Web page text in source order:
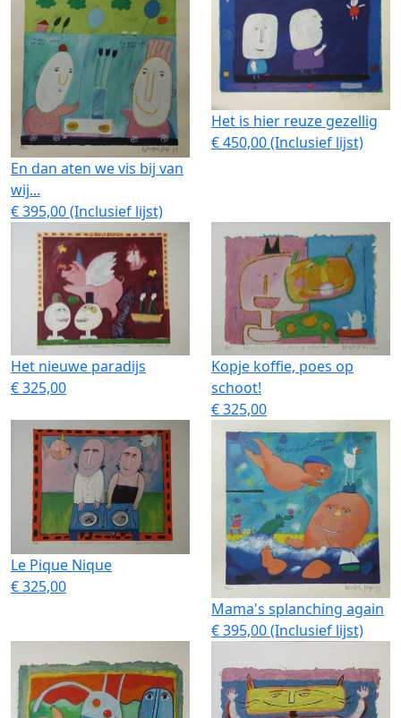
En dan aten we vis bij van
wij...
€ 395,00 (Inclusief lijst)
Het is hier reuze gezellig
€ 450,00 (Inclusief lijst)
Het nieuwe paradijs
€ 325,00
Kopje koffie, poes op
schoot!
€ 325,00
Le Pique Nique
€ 325,00
Mama's splanching again
€ 395,00 (Inclusief lijst)